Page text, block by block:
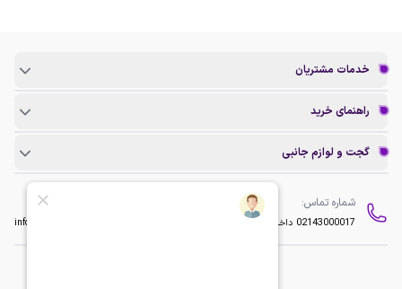
خدمات مشتریان
راهنمای خرید
گجت و لوازم جانبی
شماره تماس:
02143000017 داخلی 2 info@baninopc.com